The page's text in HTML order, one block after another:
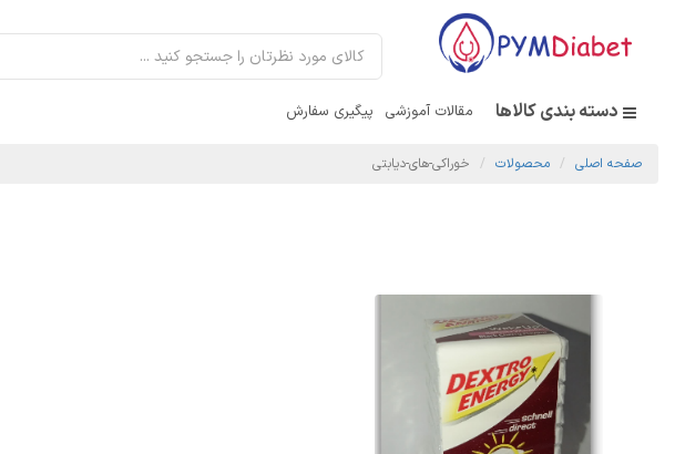
دسته بندی کالاها مقالات آموزشی پیگیری سفارش
صفحه اصلی محصولات خوراکی-های-دیابتی